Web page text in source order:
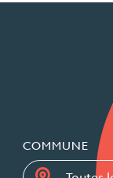
COMMUNE